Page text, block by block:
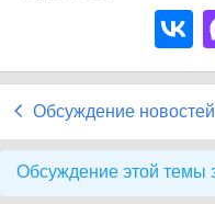
Обсуждение новостей
Обсуждение этой темы